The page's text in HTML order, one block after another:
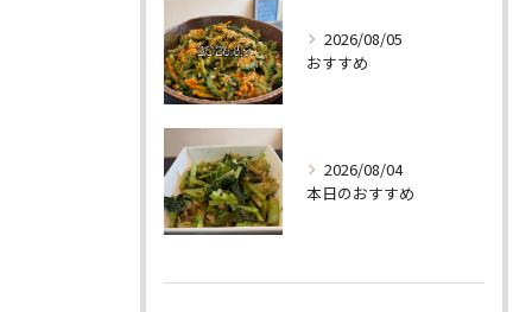
2026/08/05
おすすめ
2026/08/04
本日のおすすめ